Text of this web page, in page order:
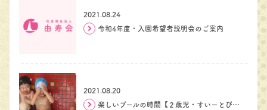
2021.08.24
令和4年度・入園希望者説明会のご案内
2021.08.20
楽しいプールの時間【２歳児・すいーとぴー組】